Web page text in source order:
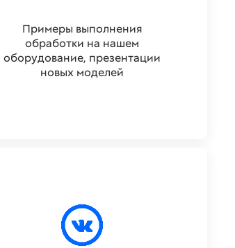
Примеры выполнения
обработки на нашем
оборудование, презентации
новых моделей